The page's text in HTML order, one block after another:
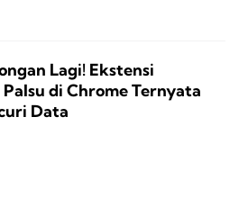
Lagi! Ekstensi
di Chrome Ternyata
Data